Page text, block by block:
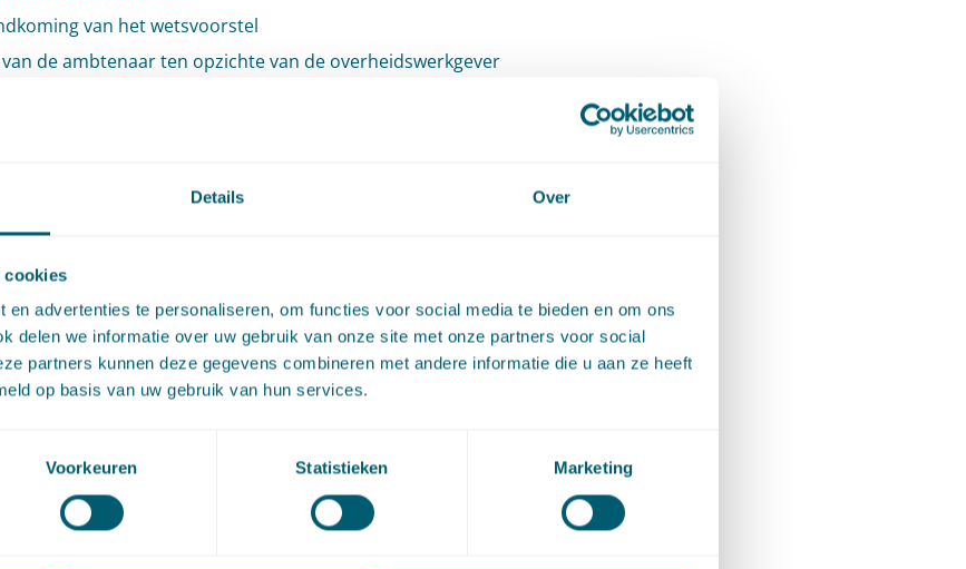
Details Over
cookies
en advertenties te personaliseren, om functies voor social media te bieden en om ons
delen we informatie over uw gebruik van onze site met onze partners voor social
partners kunnen deze gegevens combineren met andere informatie die u aan ze heeft
op basis van uw gebruik van hun services.
Voorkeuren Statistieken Marketing
van het wetsvoorstel
de ambtenaar ten opzichte van de overheidswerkgever
op 25 oktober moet de Eerste Kamer bepalen wanneer
gestemd zal worden. Pels Rijcken zal van deze
de stemming verslag doen.
door de Eerste Kamer zal worden aangenomen
In deze periode zal de eenzijdige aanstelling van
moeten worden omgezet in een tweezijdige